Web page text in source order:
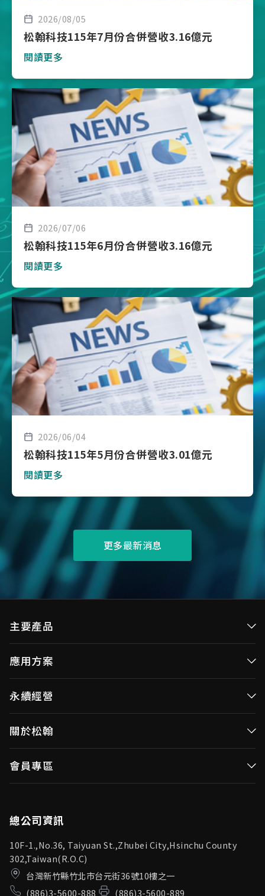
2026/08/05
松翰科技115年7月份合併營收3.16億元
閱讀更多
2026/07/06
松翰科技115年6月份合併營收3.16億元
閱讀更多
2026/06/04
松翰科技115年5月份合併營收3.01億元
閱讀更多
更多最新消息
主要產品
視訊/影像控制器
無線視頻傳輸
OID產品(Optical ID)
應用方案
視訊／影像控制器
無線視頻傳輸
永續經營
投資人專區
利害關係人
關於松翰
會員專區
總公司資訊
10F-1.,No.36, Taiyuan St.,Zhubei City,Hsinchu County
302,Taiwan(R.O.C)
台灣新竹縣竹北市台元街36號10樓之一
(886)3-5600-888
(886)3-5600-889